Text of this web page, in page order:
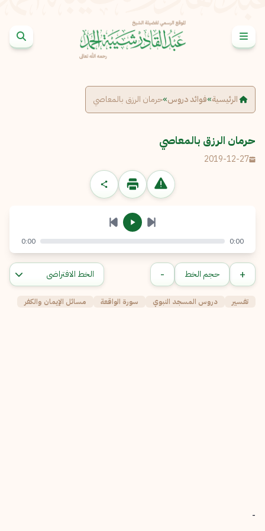
الرئيسية»فوائد دروس»حرمان الرزق بالمعاصي
حرمان الرزق بالمعاصي
2019-12-27
الإبلاغ عن مشكلة
الرسالة
إرسال إلغاء
0:00
0:00
+ حجم الخط -
تفسير دروس المسجد النبوي سورة الواقعة مسائل الإيمان والكفر
-